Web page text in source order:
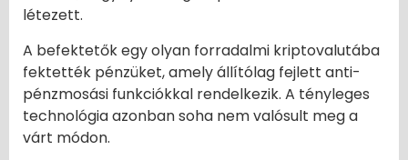
létezett.
A befektetők egy olyan forradalmi kriptovalutába
fektették pénzüket, amely állítólag fejlett anti-
pénzmosási funkciókkal rendelkezik. A tényleges
technológia azonban soha nem valósult meg a
várt módon.